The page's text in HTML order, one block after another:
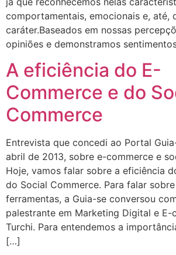
comportamentais, emocionais e, até,
caráter.Baseados em nossas
opiniões e demonstramos
A eficiência do E-
Commerce e do
Commerce
Entrevista que concedi ao Portal
abril de 2013, sobre e-commerce e
Hoje, vamos falar sobre a eficiência
do Social Commerce. Para falar
ferramentas, a Guia-se conversou
palestrante em Marketing Digital e E-
Turchi. Para entendemos a
[…]